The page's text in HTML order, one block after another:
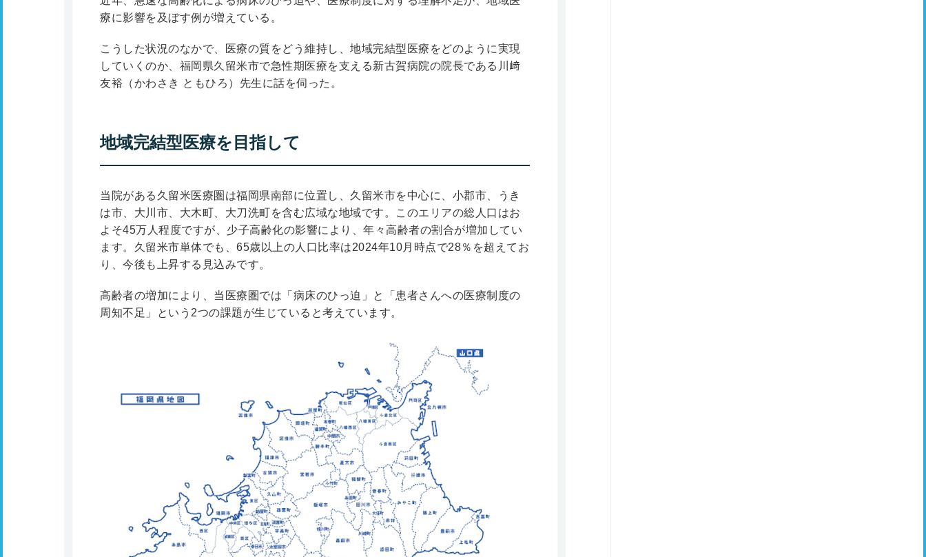
療に影響を及ぼす例が増えている。
こうした状況のなかで、医療の質をどう維持し、地域完結型医療をどのように実現
していくのか、福岡県久留米市で急性期医療を支える新古賀病院の院長である川﨑
友裕（かわさき ともひろ）先生に話を伺った。
地域完結型医療を目指して
当院がある久留米医療圏は福岡県南部に位置し、久留米市を中心に、小郡市、うき
は市、大川市、大木町、大刀洗町を含む広域な地域です。このエリアの総人口はお
よそ45万人程度ですが、少子高齢化の影響により、年々高齢者の割合が増加してい
ます。久留米市単体でも、65歳以上の人口比率は2024年10月時点で28％を超えてお
り、今後も上昇する見込みです。
高齢者の増加により、当医療圏では「病床のひっ迫」と「患者さんへの医療制度の
周知不足」という2つの課題が生じていると考えています。